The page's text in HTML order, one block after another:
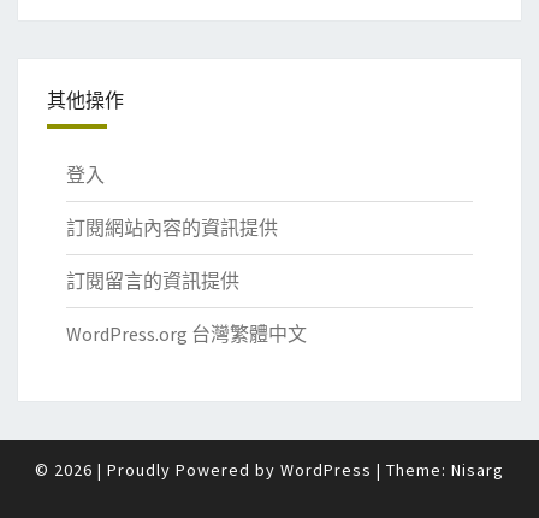
其他操作
登入
訂閱網站內容的資訊提供
訂閱留言的資訊提供
WordPress.org 台灣繁體中文
© 2026 | Proudly Powered by WordPress | Theme: Nisarg